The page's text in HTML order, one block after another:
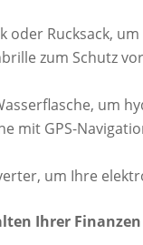
oder Rucksack,
zum Schutz
um
mit GPS-
um Ihre
Ihrer